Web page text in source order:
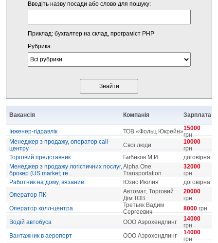
Введіть назву посади або слово для пошуку:
Приклад: бухгалтер на склад, програміст PHP
Рубрика:
Вакансія Компанія Зарплата
Інженер-гідравлік ТОВ «Фольц Юкрейн»15000
грн
Менеджер з продажу, оператор call-
центру
Свої люди
10000
грн
Торговий представник
Бибиков М.И.
договірна
Менеджер з продажу логістичних послуг,
брокер (US market; re...
Alpha One
Transportation
32000
грн
Работник на дому, вязание.
Юзис Июлия
договірна
Оператор ПК
Автомат, Торговий
Дім ТОВ
20000
грн
Оператор колл-центра
Третьяк Вадим
Сергеевич
8000 грн
Водій автобуса
ООО Аэрохендлинг
14000
грн
Вантажник в аеропорт
ООО Аэрохендлинг
14000
грн